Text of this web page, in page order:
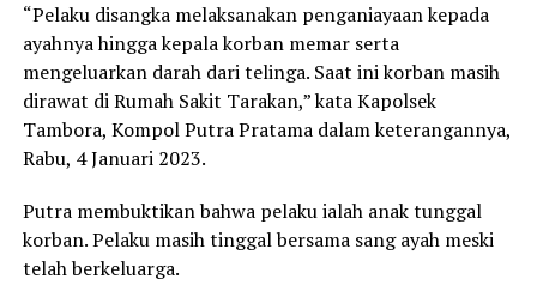
“Pelaku disangka melaksanakan penganiayaan kepada
ayahnya hingga kepala korban memar serta
mengeluarkan darah dari telinga. Saat ini korban masih
dirawat di Rumah Sakit Tarakan,” kata Kapolsek
Tambora, Kompol Putra Pratama dalam keterangannya,
Rabu, 4 Januari 2023.
Putra membuktikan bahwa pelaku ialah anak tunggal
korban. Pelaku masih tinggal bersama sang ayah meski
telah berkeluarga.